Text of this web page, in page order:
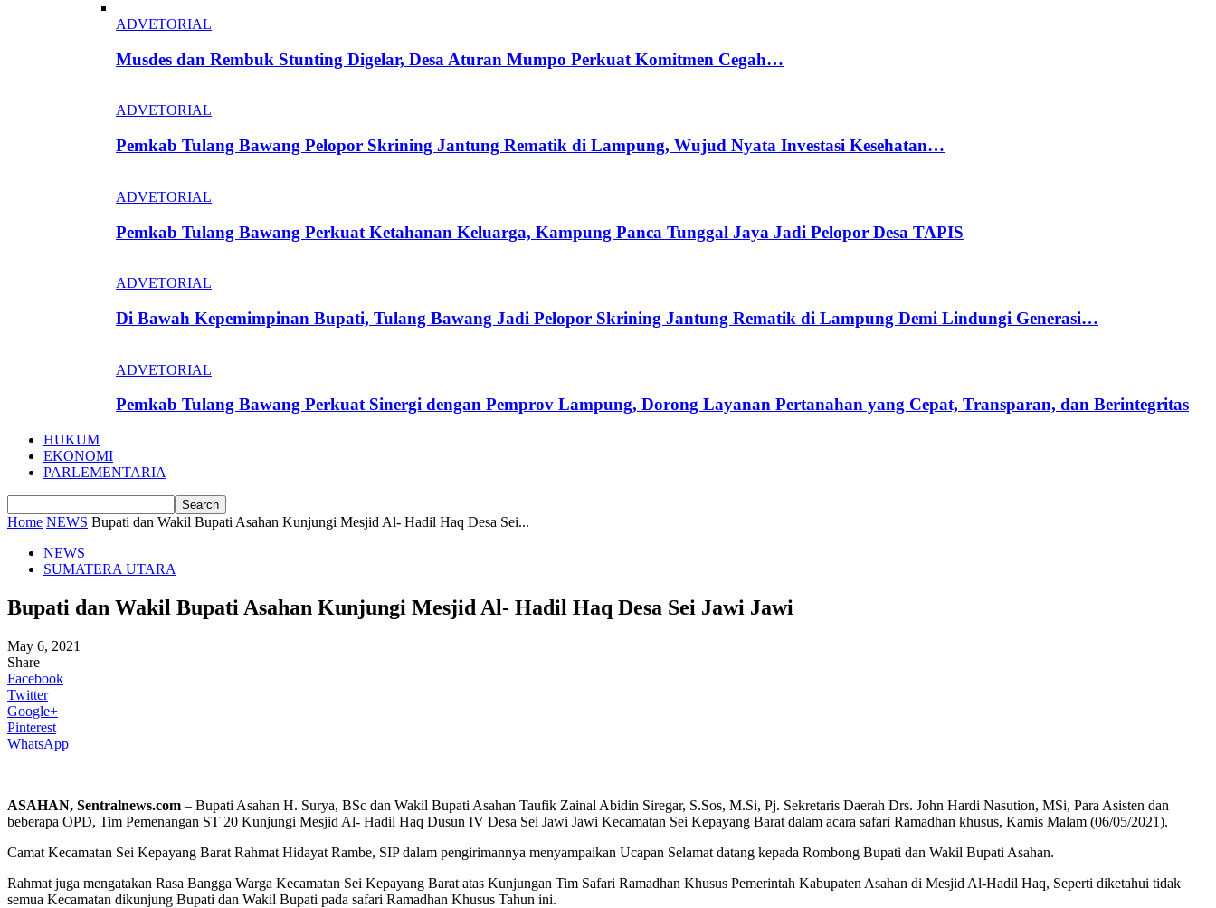
ADVETORIAL
Musdes dan Rembuk Stunting Digelar, Desa Aturan Mumpo Perkuat Komitmen Cegah…
ADVETORIAL
Pemkab Tulang Bawang Pelopor Skrining Jantung Rematik di Lampung, Wujud Nyata Investasi Kesehatan…
ADVETORIAL
Pemkab Tulang Bawang Perkuat Ketahanan Keluarga, Kampung Panca Tunggal Jaya Jadi Pelopor Desa TAPIS
ADVETORIAL
Di Bawah Kepemimpinan Bupati, Tulang Bawang Jadi Pelopor Skrining Jantung Rematik di Lampung Demi Lindungi Generasi…
ADVETORIAL
Pemkab Tulang Bawang Perkuat Sinergi dengan Pemprov Lampung, Dorong Layanan Pertanahan yang Cepat, Transparan, dan Berintegritas
HUKUM
EKONOMI
PARLEMENTARIA
Home NEWS Bupati dan Wakil Bupati Asahan Kunjungi Mesjid Al- Hadil Haq Desa Sei...
NEWS
SUMATERA UTARA
Bupati dan Wakil Bupati Asahan Kunjungi Mesjid Al- Hadil Haq Desa Sei Jawi Jawi
May 6, 2021
Share
Facebook
Twitter
Google+
Pinterest
WhatsApp
ASAHAN, Sentralnews.com – Bupati Asahan H. Surya, BSc dan Wakil Bupati Asahan Taufik Zainal Abidin Siregar, S.Sos, M.Si, Pj. Sekretaris Daerah Drs. John Hardi Nasution, MSi, Para Asisten dan
beberapa OPD, Tim Pemenangan ST 20 Kunjungi Mesjid Al- Hadil Haq Dusun IV Desa Sei Jawi Jawi Kecamatan Sei Kepayang Barat dalam acara safari Ramadhan khusus, Kamis Malam (06/05/2021).
Camat Kecamatan Sei Kepayang Barat Rahmat Hidayat Rambe, SIP dalam pengirimannya menyampaikan Ucapan Selamat datang kepada Rombong Bupati dan Wakil Bupati Asahan.
Rahmat juga mengatakan Rasa Bangga Warga Kecamatan Sei Kepayang Barat atas Kunjungan Tim Safari Ramadhan Khusus Pemerintah Kabupaten Asahan di Mesjid Al-Hadil Haq, Seperti diketahui tidak
semua Kecamatan dikunjung Bupati dan Wakil Bupati pada safari Ramadhan Khusus Tahun ini.